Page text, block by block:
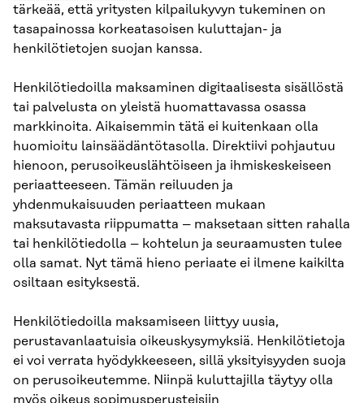
datatalouden
tärkeää, että yritysten kilpailukyvyn tukeminen on
tasapainossa korkeatasoisen kuluttajan- ja
henkilötietojen suojan kanssa.
Henkilötiedoilla maksaminen digitaalisesta sisällöstä
tai palvelusta on yleistä huomattavassa osassa
markkinoita. Aikaisemmin tätä ei kuitenkaan olla
huomioitu lainsäädäntötasolla. Direktiivi pohjautuu
hienoon, perusoikeuslähtöiseen ja ihmiskeskeiseen
periaatteeseen. Tämän reiluuden ja
yhdenmukaisuuden periaatteen mukaan
maksutavasta riippumatta – maksetaan sitten rahalla
tai henkilötiedolla – kohtelun ja seuraamusten tulee
olla samat. Nyt tämä hieno periaate ei ilmene kaikilta
osiltaan esityksestä.
Henkilötiedoilla maksamiseen liittyy uusia,
perustavanlaatuisia oikeuskysymyksiä. Henkilötietoja
ei voi verrata hyödykkeeseen, sillä yksityisyyden suoja
on perusoikeutemme. Niinpä kuluttajilla täytyy olla
myös oikeus sopimusperusteisiin